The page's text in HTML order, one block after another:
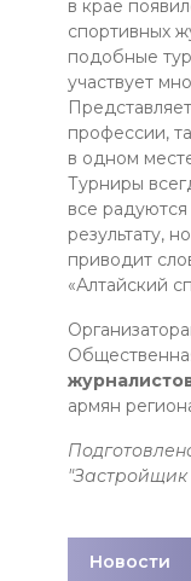
в крае
спортивных
подобные
участвует
профессии,
в одном
Турниры
все
результату,
приводит
«Алтайский
армян
Новости